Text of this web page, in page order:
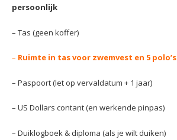
persoonlijk
– Tas (geen koffer)
– Ruimte in tas voor zwemvest en 5 polo’s
– Paspoort (let op vervaldatum + 1 jaar)
– US Dollars contant (en werkende pinpas)
– Duiklogboek & diploma (als je wilt duiken)